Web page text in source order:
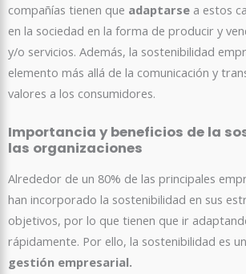
compañías tienen que adaptarse a estos
en la sociedad en la forma de producir y
y/o servicios. Además, la sostenibilidad
elemento más allá de la comunicación y
valores a los consumidores.
Importancia y beneficios de la
las organizaciones
Alrededor de un 80% de las principales
han incorporado la sostenibilidad en sus
objetivos, por lo que tienen que ir
rápidamente. Por ello, la sostenibilidad es
gestión empresarial.